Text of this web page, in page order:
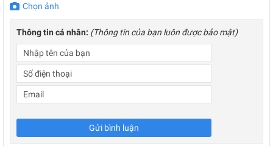
Chọn ảnh
Thông tin cá nhân: (Thông tin của bạn luôn được bảo mật)
Gửi bình luận